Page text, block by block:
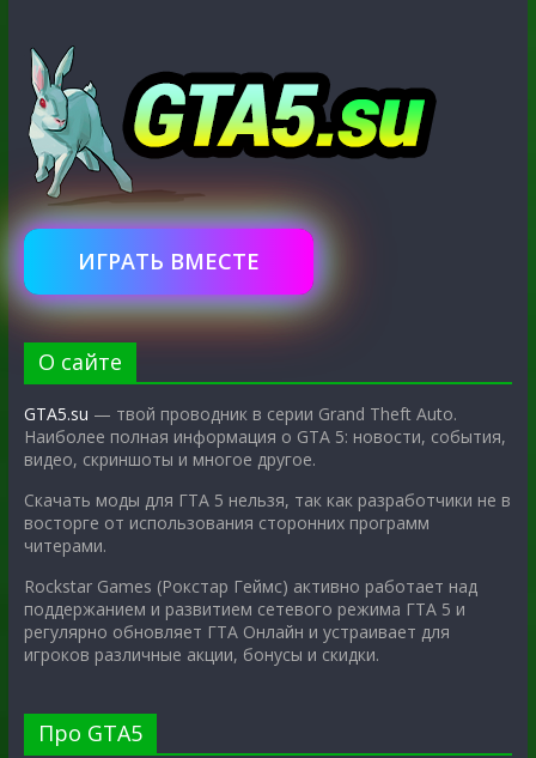
ИГРАТЬ ВМЕСТЕ
О сайте
GTA5.su — твой проводник в серии Grand Theft Auto.
Наиболее полная информация о GTA 5: новости, события,
видео, скриншоты и многое другое.
Скачать моды для ГТА 5 нельзя, так как разработчики не в
восторге от использования сторонних программ
читерами.
Rockstar Games (Рокстар Геймс) активно работает над
поддержанием и развитием сетевого режима ГТА 5 и
регулярно обновляет ГТА Онлайн и устраивает для
игроков различные акции, бонусы и скидки.
Про GTA5